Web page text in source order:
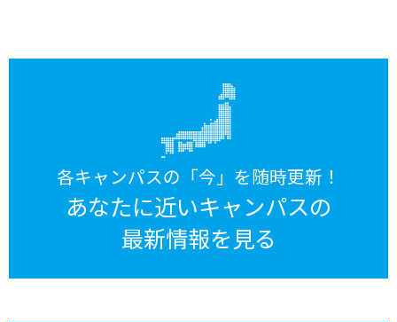
各キャンパスの「今」を随時更新！
あなたに近いキャンパスの
最新情報を見る